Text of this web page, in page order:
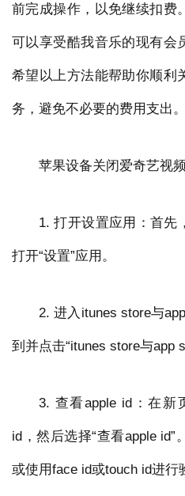
前完成操作，以免继续扣费
可以享受酷我音乐的现有会
希望以上方法能帮助你顺利
务，避免不必要的费用支出。
苹果设备关闭爱奇艺视
1. 打开设置应用：首先
打开“设置”应用。
2. 进入itunes store与
到并点击“itunes store与app
3. 查看apple id：在新
id，然后选择“查看apple
或使用face id或touch id进行